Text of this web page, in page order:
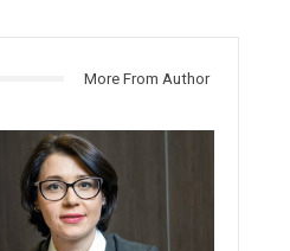
More From Author